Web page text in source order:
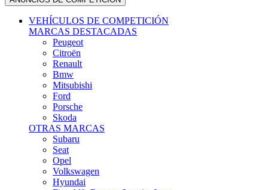
VEHÍCULOS DE COMPETICIÓN
MARCAS DESTACADAS
Peugeot
Citroën
Renault
Bmw
Mitsubishi
Ford
Porsche
Skoda
OTRAS MARCAS
Subaru
Seat
Opel
Volkswagen
Hyundai
Fiat, Alfa Romeo, Lancia, Jeep